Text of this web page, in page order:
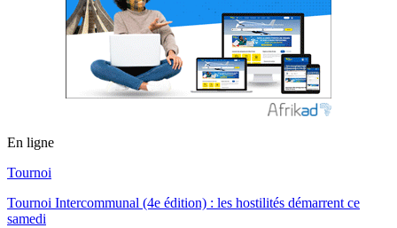
En ligne
Tournoi
Tournoi Intercommunal (4e édition) : les hostilités démarrent ce
samedi